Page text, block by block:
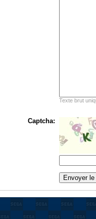
Texte brut
Captcha: